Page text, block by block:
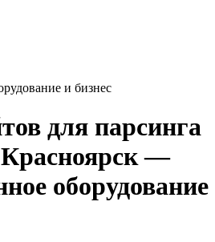
и бизнес
для парсинга
—
оборудование